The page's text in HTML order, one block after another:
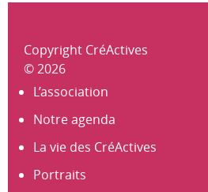
Copyright CréActives
© 2026
L’association
Notre agenda
La vie des CréActives
Portraits